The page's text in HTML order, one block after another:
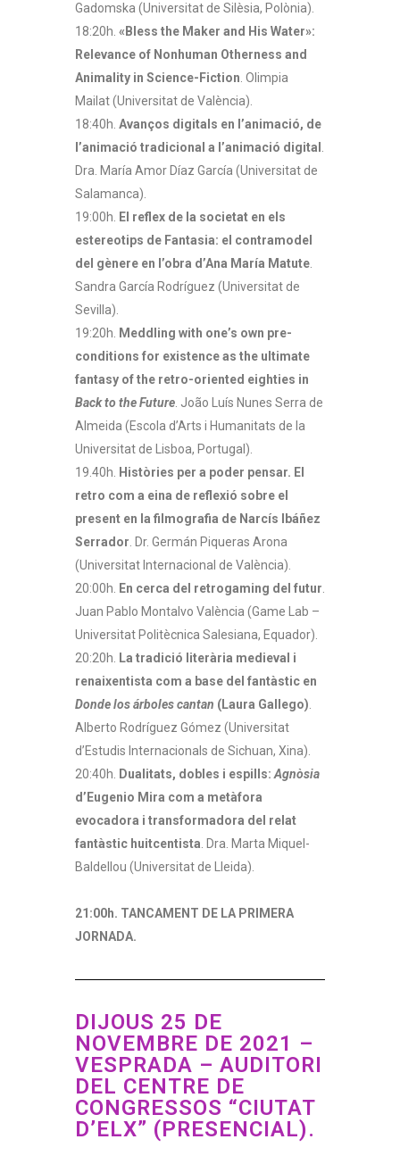
Gadomska (Universitat de Silèsia, Polònia).
18:20h. «Bless the Maker and His Water»:
Relevance of Nonhuman Otherness and
Animality in Science-Fiction . Olimpia
Mailat (Universitat de València).
18:40h. Avanços digitals en l’animació, de
l’animació tradicional a l’animació digital
Dra. María Amor Díaz García (Universitat de
Salamanca).
19:00h.
El reflex de la societat en els
estereotips de Fantasia: el contramodel
del gènere en l’obra d’Ana María Matute
Sandra García Rodríguez (Universitat de
Sevilla).
19:20h.
Meddling with one’s own pre-
conditions for existence as the ultimate
fantasy of the retro-oriented eighties in
Back to the Future . João Luís Nunes Serra de
Almeida (Escola d’Arts i Humanitats de la
Universitat de Lisboa, Portugal).
19.40h.
Històries per a poder pensar. El
retro com a eina de reflexió sobre el
present en la filmografia de Narcís Ibáñez
Serrador . Dr. Germán Piqueras Arona
(Universitat Internacional de València).
20:00h.
En cerca del retrogaming del futur
Juan Pablo Montalvo València (Game Lab –
Universitat Politècnica Salesiana, Equador).
20:20h.
La tradició literària medieval i
renaixentista com a base del fantàstic en
Donde los árboles cantan (Laura Gallego)
Alberto Rodríguez Gómez (Universitat
d’Estudis Internacionals de Sichuan, Xina).
20:40h.
Dualitats, dobles i espills: Agnòsia
d’Eugenio Mira com a metàfora
evocadora i transformadora del relat
fantàstic huitcentista . Dra. Marta Miquel-
Baldellou (Universitat de Lleida).
21:00h. TANCAMENT DE LA PRIMERA
JORNADA.
DIJOUS 25 DE
NOVEMBRE DE 2021 –
VESPRADA – AUDITORI
DEL CENTRE DE
CONGRESSOS “CIUTAT
D’ELX” (PRESENCIAL).